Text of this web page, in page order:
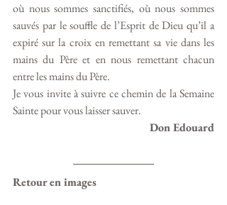
où nous sommes sanctifiés, où nous sommes
sauvés par le souffle de l’Esprit de Dieu qu’il a
expiré sur la croix en remettant sa vie dans les
mains du Père et en nous remettant chacun
entre les mains du Père.
Je vous invite à suivre ce chemin de la Semaine
Sainte pour vous laisser sauver.
Don Edouard
Retour en images